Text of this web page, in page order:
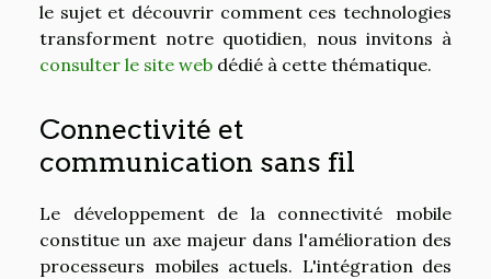
le sujet et découvrir comment ces technologies
transforment notre quotidien, nous invitons à
consulter le site web dédié à cette thématique.
Connectivité et
communication sans fil
Le développement de la connectivité mobile
constitue un axe majeur dans l'amélioration des
processeurs mobiles actuels. L'intégration des